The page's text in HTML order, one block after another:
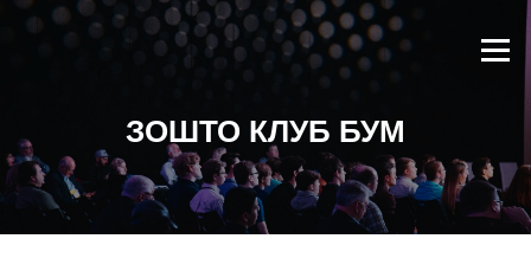
Menu
ЗОШТО КЛУБ БУМ